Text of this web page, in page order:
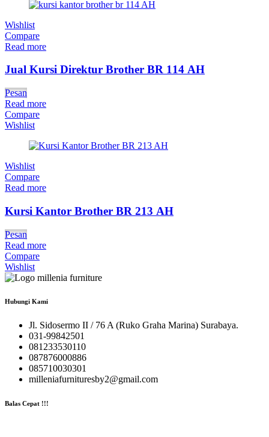
Wishlist
Compare
Read more
Jual Kursi Direktur Brother BR 114 AH
Pesan
Read more
Compare
Wishlist
Wishlist
Compare
Read more
Kursi Kantor Brother BR 213 AH
Pesan
Read more
Compare
Wishlist
Hubungi Kami
Jl. Sidosermo II / 76 A (Ruko Graha Marina) Surabaya.
031-99842501
081233530110
087876000886
085710030301
milleniafurnituresby2@gmail.com
Balas Cepat !!!